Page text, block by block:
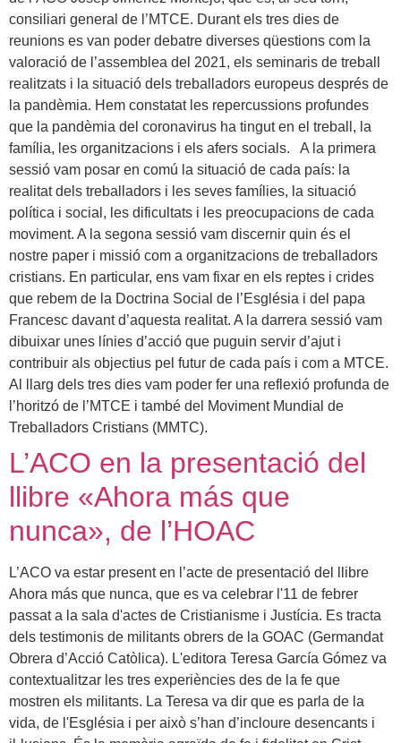
consiliari general de l’MTCE. Durant els tres dies de
reunions es van poder debatre diverses qüestions com la
valoració de l’assemblea del 2021, els seminaris de treball
realitzats i la situació dels treballadors europeus després de
la pandèmia. Hem constatat les repercussions profundes
que la pandèmia del coronavirus ha tingut en el treball, la
família, les organitzacions i els afers socials. A la primera
sessió vam posar en comú la situació de cada país: la
realitat dels treballadors i les seves famílies, la situació
política i social, les dificultats i les preocupacions de cada
moviment. A la segona sessió vam discernir quin és el
nostre paper i missió com a organitzacions de treballadors
cristians. En particular, ens vam fixar en els reptes i crides
que rebem de la Doctrina Social de l’Església i del papa
Francesc davant d’aquesta realitat. A la darrera sessió vam
dibuixar unes línies d’acció que puguin servir d’ajut i
contribuir als objectius pel futur de cada país i com a MTCE.
Al llarg dels tres dies vam poder fer una reflexió profunda de
l’horitzó de l’MTCE i també del Moviment Mundial de
Treballadors Cristians (MMTC).
L’ACO en la presentació del
llibre «Ahora más que
nunca», de l’HOAC
L’ACO va estar present en l’acte de presentació del llibre
Ahora más que nunca, que es va celebrar l'11 de febrer
passat a la sala d'actes de Cristianisme i Justícia. Es tracta
dels testimonis de militants obrers de la GOAC (Germandat
Obrera d’Acció Catòlica). L'editora Teresa García Gómez va
contextualitzar les tres experiències des de la fe que
mostren els militants. La Teresa va dir que es parla de la
vida, de l'Església i per això s’han d’incloure desencants i